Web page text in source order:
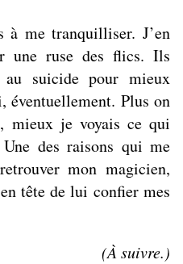
me tranquilliser. J’en
une ruse des flics. Ils
suicide pour mieux
Plus on
mieux je voyais ce qui
des raisons qui me
mon magicien,
tête de lui confier mes
(À suivre.)